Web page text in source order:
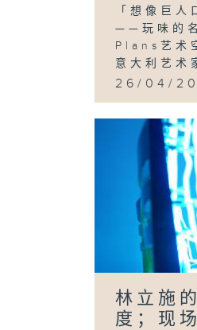
「想像巨人
——玩味的
Plans艺术
意大利艺术
26/04/
林立施
度；现